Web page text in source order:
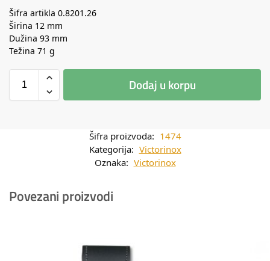
Šifra artikla 0.8201.26
Širina 12 mm
Dužina 93 mm
Težina 71 g
Dodaj u korpu
Šifra proizvoda: 1474
Kategorija: Victorinox
Oznaka: Victorinox
Povezani proizvodi